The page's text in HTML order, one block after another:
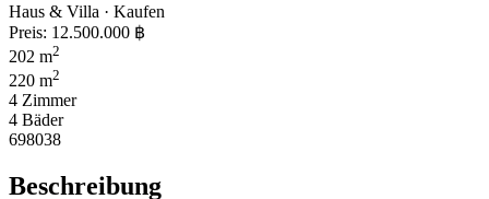
Haus & Villa · Kaufen
Preis: 12.500.000 ฿
202 m2
220 m2
4 Zimmer
4 Bäder
698038
Beschreibung